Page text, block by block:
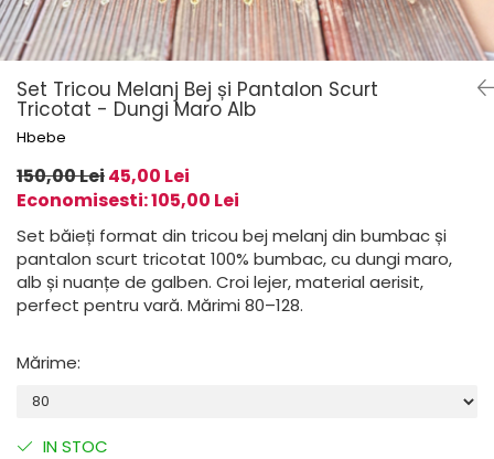
Set Tricou Melanj Bej și Pantalon Scurt
Tricotat - Dungi Maro Alb
Hbebe
150,00 Lei45,00 Lei
Economisesti:105,00 Lei
Set băieți format din tricou bej melanj din bumbac și
pantalon scurt tricotat 100% bumbac, cu dungi maro,
alb și nuanțe de galben. Croi lejer, material aerisit,
perfect pentru vară. Mărimi 80–128.
Mărime:
IN STOC